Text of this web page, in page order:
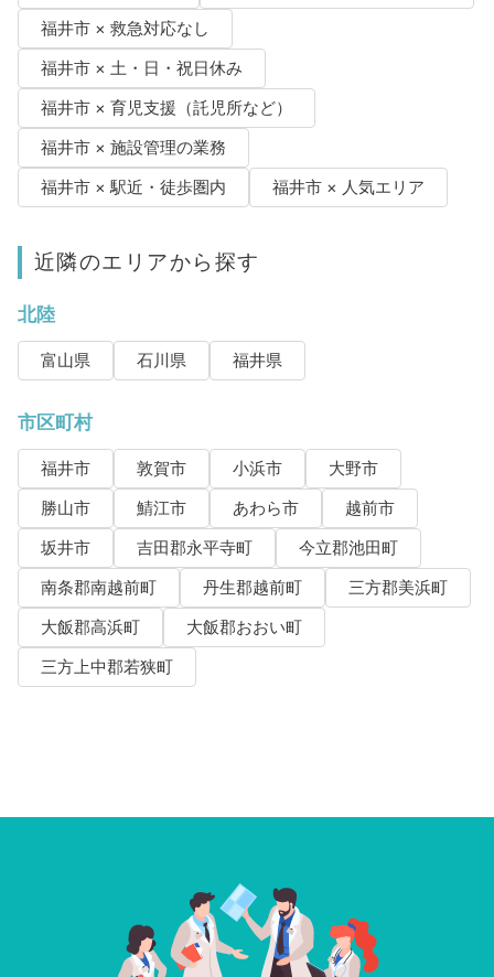
福井市 × 救急対応なし
福井市 × 土・日・祝日休み
福井市 × 育児支援（託児所など）
福井市 × 施設管理の業務
福井市 × 駅近・徒歩圏内
福井市 × 人気エリア
近隣のエリアから探す
北陸
富山県 石川県 福井県
市区町村
福井市 敦賀市 小浜市
大野市
勝山市
鯖江市 あわら市
越前市
坂井市
吉田郡永平寺町
今立郡池田町
南条郡南越前町
丹生郡越前町
三方郡美浜町
大飯郡高浜町
大飯郡おおい町
三方上中郡若狭町